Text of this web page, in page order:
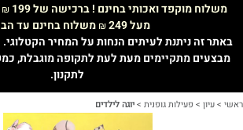
משלוח מוקפד ואכותי בחינם ! ברכישה של 199 ₪
מעל 249
₪משלוח בחינם עד
באתר זה ניתנת לעיתים הנחות על המחיר הקטלוגי.
מבצעים מתקיימים מעת לעת לתקופה מוגבלת,
לתקנון.
ראשי >עיון > פעילות גופנית >יוגה לילדים